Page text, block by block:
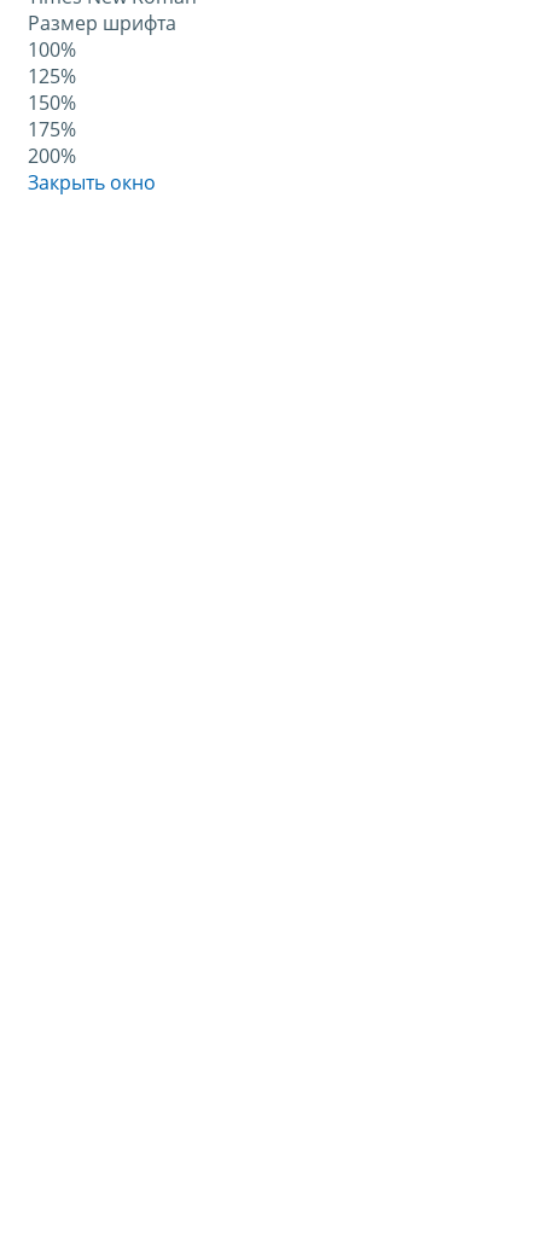
Размер шрифта
100%
125%
150%
175%
200%
Закрыть окно